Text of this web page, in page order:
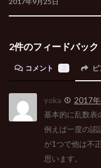
2件のフィードバック
コメント
yoka
2017
基本的に乱数表
例えば一度の認
が1つで他は不
思います。